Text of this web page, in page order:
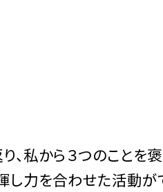
、私から３つのことを
力を合わせた活動が